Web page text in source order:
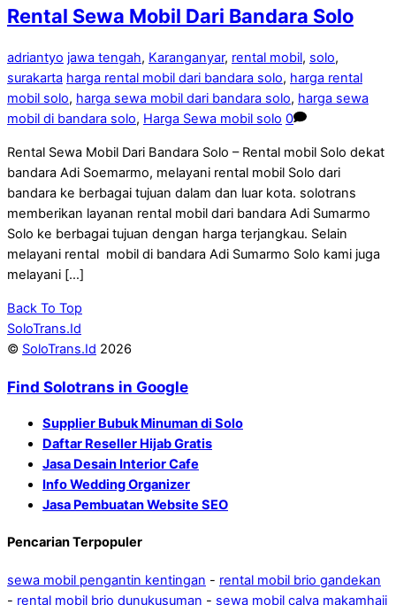
Rental Sewa Mobil Dari Bandara Solo
adriantyo jawa tengah, Karanganyar, rental mobil, solo,
surakarta harga rental mobil dari bandara solo, harga rental
mobil solo, harga sewa mobil dari bandara solo, harga sewa
mobil di bandara solo, Harga Sewa mobil solo 0
Rental Sewa Mobil Dari Bandara Solo – Rental mobil Solo dekat
bandara Adi Soemarmo, melayani rental mobil Solo dari
bandara ke berbagai tujuan dalam dan luar kota. solotrans
memberikan layanan rental mobil dari bandara Adi Sumarmo
Solo ke berbagai tujuan dengan harga terjangkau. Selain
melayani rental mobil di bandara Adi Sumarmo Solo kami juga
melayani […]
Back To Top
SoloTrans.Id
© SoloTrans.Id 2026
Find Solotrans in Google
Supplier Bubuk Minuman di Solo
Daftar Reseller Hijab Gratis
Jasa Desain Interior Cafe
Info Wedding Organizer
Jasa Pembuatan Website SEO
Pencarian Terpopuler
sewa mobil pengantin kentingan - rental mobil brio gandekan
- rental mobil brio dunukusuman - sewa mobil calya makamhaji